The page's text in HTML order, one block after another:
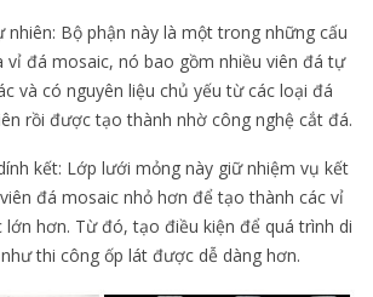
Bộ phận này là một trong những cấu
vỉ đá mosaic, nó bao gồm nhiều viên đá tự
và có nguyên liệu chủ yếu từ các loại đá
rồi được tạo thành nhờ công nghệ cắt đá.
kết: Lớp lưới mỏng này giữ nhiệm vụ kết
đá mosaic nhỏ hơn để tạo thành các vỉ
lớn hơn. Từ đó, tạo điều kiện để quá trình di
thi công ốp lát được dễ dàng hơn.